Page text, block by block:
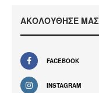
ΑΚΟΛΟΥΘΗΣΕ ΜΑΣ
FACEBOOK
INSTAGRAM